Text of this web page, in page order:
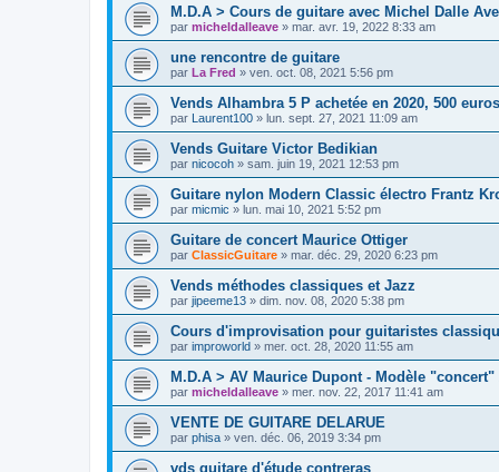
M.D.A > Cours de guitare avec Michel Dalle
par micheldalleave » mar. avr. 19, 2022 8:33 am
une rencontre de guitare
par La Fred » ven. oct. 08, 2021 5:56 pm
Vends Alhambra 5 P achetée en 2020, 500 euros
par Laurent100 » lun. sept. 27, 2021 11:09 am
Vends Guitare Victor Bedikian
par nicocoh » sam. juin 19, 2021 12:53 pm
Guitare nylon Modern Classic électro Frantz
par micmic » lun. mai 10, 2021 5:52 pm
Guitare de concert Maurice Ottiger
par ClassicGuitare » mar. déc. 29, 2020 6:23 pm
Vends méthodes classiques et Jazz
par jipeeme13 » dim. nov. 08, 2020 5:38 pm
Cours d'improvisation pour guitaristes
par improworld » mer. oct. 28, 2020 11:55 am
M.D.A > AV Maurice Dupont - Modèle "concert"
par micheldalleave » mer. nov. 22, 2017 11:41 am
VENTE DE GUITARE DELARUE
par phisa » ven. déc. 06, 2019 3:34 pm
vds guitare d'étude contreras